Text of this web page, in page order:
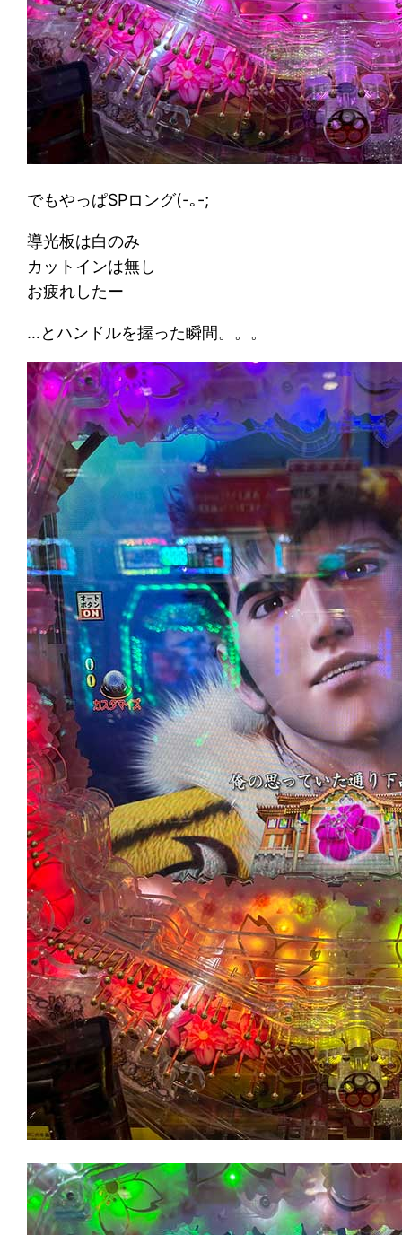
でもやっぱSPロング(-｡-;
導光板は白のみ
カットインは無し
お疲れしたー
…とハンドルを握った瞬間。。。